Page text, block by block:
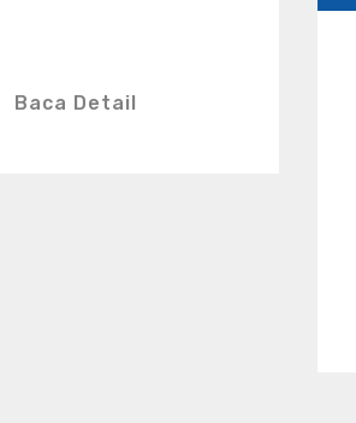
Baca Detail